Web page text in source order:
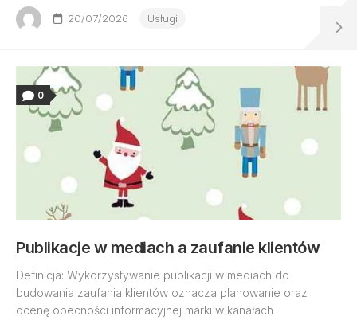
20/07/2026 Usługi
0
Publikacje w mediach a zaufanie klientów
Definicja: Wykorzystywanie publikacji w mediach do
budowania zaufania klientów oznacza planowanie oraz
ocenę obecności informacyjnej marki w kanałach